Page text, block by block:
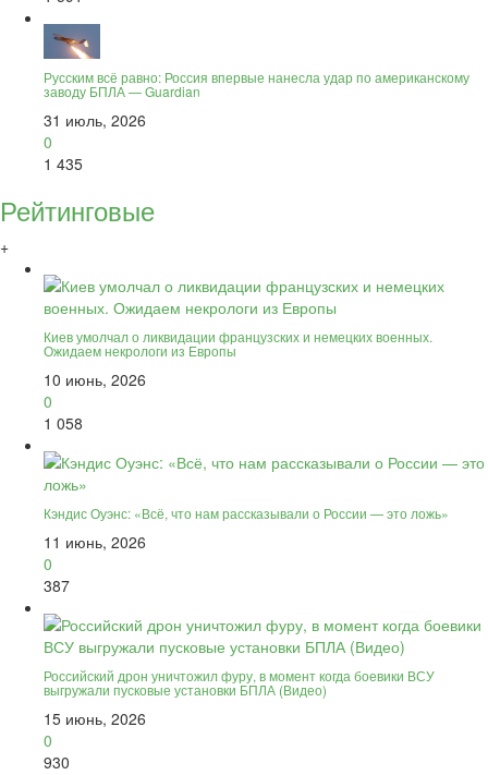
Русским всё равно: Россия впервые нанесла удар по американскому
заводу БПЛА — Guardian
31 июль, 2026
0
1 435
Рейтинговые
+
Киев умолчал о ликвидации французских и немецких военных.
Ожидаем некрологи из Европы
10 июнь, 2026
0
1 058
Кэндис Оуэнс: «Всё, что нам рассказывали о России — это ложь»
11 июнь, 2026
0
387
Российский дрон уничтожил фуру, в момент когда боевики ВСУ
выгружали пусковые установки БПЛА (Видео)
15 июнь, 2026
0
930